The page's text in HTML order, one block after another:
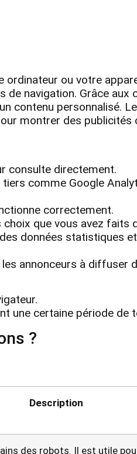
ou votre
navigation. Grâce aux
contenu personnalisé.
montrer des publicités
consulte directement.
comme Google
correctement.
que vous avez faits
données statistiques
annonceurs à diffuser
une certaine période de
?
Description
des robots. Il est utile